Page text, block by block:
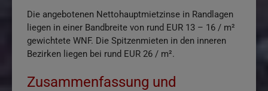
Die angebotenen Nettohauptmietzinse in Randlagen
liegen in einer Bandbreite von rund EUR 13 – 16 / m²
gewichtete WNF. Die Spitzenmieten in den inneren
Bezirken liegen bei rund EUR 26 / m².
Zusammenfassung und